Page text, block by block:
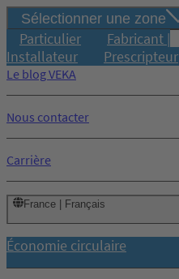
Sélectionner une zone
Particulier
Fabricant |
Installateur
Prescripteur
Le blog VEKA
Nous contacter
Carrière
France | Français
Économie circulaire